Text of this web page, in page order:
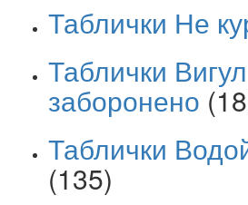
Таблички Не
Таблички
заборонено
Таблички
(135)